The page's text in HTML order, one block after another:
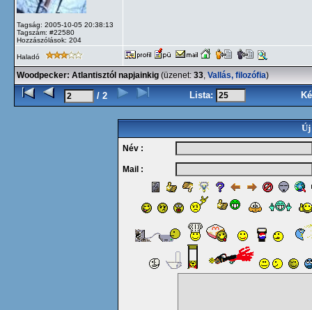
Tagság: 2005-10-05 20:38:13
Tagszám: #22580
Hozzászólások: 204
Haladó
Woodpecker: Atlantisztól napjainkig (üzenet: 33, Vallás, filozófia)
/ 2 Lista:
Új
Név :
Mail :